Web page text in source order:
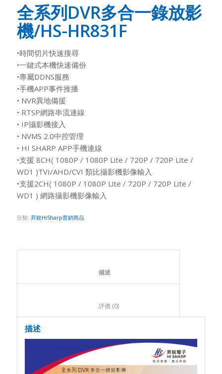
全系列DVR多合一錄放影
機/HS-HR831F
•時間切片快速搜尋
•一鍵式本機快速備份
•專屬DDNS服務
•手機APP事件推播
• NVR異地備援
• RTSP網路串流連線
• IP攝影機接入
• NVMS 2.0中控管理
• HI SHARP APP手機連線
•支援 8CH( 1080P / 1080P Lite / 720P / 720P Lite /
WD1 )TVI/AHD/CVI 類比攝影機影像輸入
•支援2CH( 1080P / 1080P Lite / 720P / 720P Lite /
WD1 ) 網路攝影機影像輸入
分類: 昇銳HiSharp普銷商品
						描述
						評價 (0)
描述